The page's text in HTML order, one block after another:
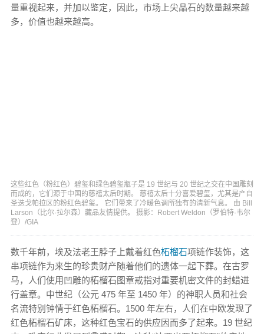
量重视起来，并加以鉴定，因此，市场上尖晶石的数量越来越
多，价值也越来越高。
这些红色（粉红色）碧玺和绿色碧玺瓶子是 19 世纪与 20 世纪之交在中国雕刻
而成的，它们源于中国的慈禧太后时期。 慈禧太后十分喜爱碧玺，尤其是产自
圣迭戈帕拉区的粉红色碧玺。 它们带来了冷暖色调所独有的清新气息。 由 Bill
Larson（比尔·拉尔森）藏品友情提供。 摄影：Robert Weldon（罗伯特·韦尔
登）/GIA
数千年前，埃及法老王脖子上戴着红色柘榴石项链作装饰，这
串项链作为来生的珍贵财产随着他们的遗体一起下葬。在古罗
马，人们使用凹雕的柘榴石图章戒指对重要机密文件的封蜡进
行盖章。中世纪（公元 475 年至 1450 年）的神职人员和社会
名流特别钟情于红色柘榴石。1500 年左右，人们在中欧发现了
红色柘榴石矿床，这种红色宝石的供应因而多了起来。19 世纪